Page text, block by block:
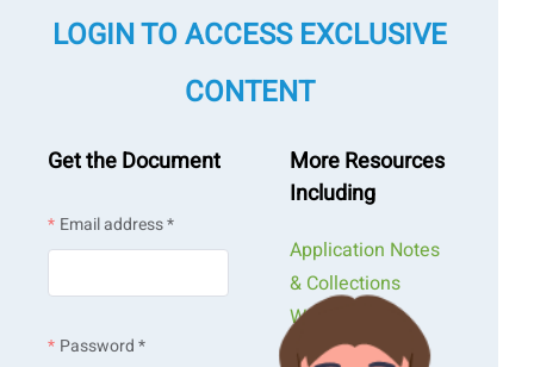
レーザー回折法（Laser Diffraction）
LOGIN TO ACCESS EXCLUSIVE
CONTENT
Get the Document
Email address *
Password *
More Resources
Including
Application Notes
& Collections
Webinars &
Workshops